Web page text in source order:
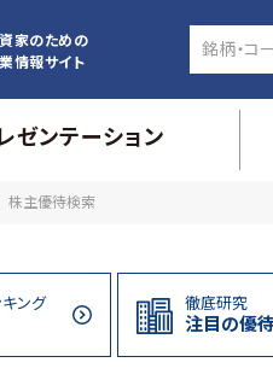
家のための
情報サイト
ゼンテーション
株主優待検索
ング 徹底研究
注目の優